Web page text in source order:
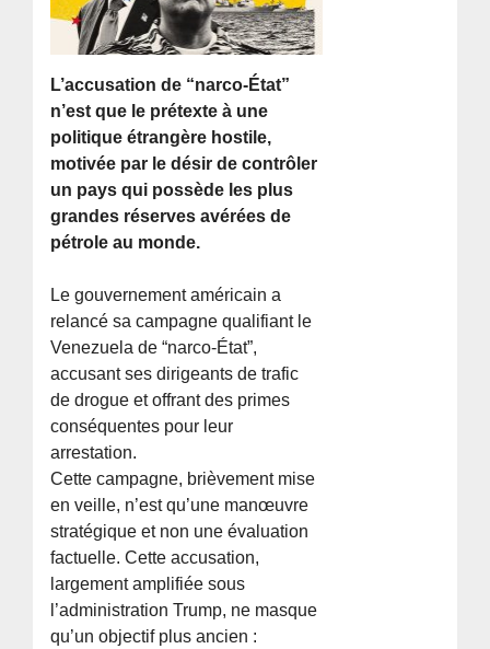
L’accusation de “narco-État”
n’est que le prétexte à une
politique étrangère hostile,
motivée par le désir de contrôler
un pays qui possède les plus
grandes réserves avérées de
pétrole au monde.
Le gouvernement américain a
relancé sa campagne qualifiant le
Venezuela de “narco-État”,
accusant ses dirigeants de trafic
de drogue et offrant des primes
conséquentes pour leur
arrestation.
Cette campagne, brièvement mise
en veille, n’est qu’une manœuvre
stratégique et non une évaluation
factuelle. Cette accusation,
largement amplifiée sous
l’administration Trump, ne masque
qu’un objectif plus ancien :